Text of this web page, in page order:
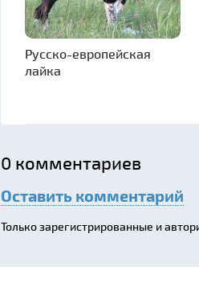
Русско-европейская
лайка
0 комментариев
Оставить комментарий
Только зарегистрированные и